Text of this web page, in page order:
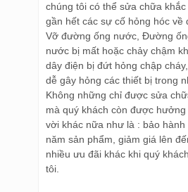
chúng tôi có thể sửa chữa
gần hết các sự cố hỏng hóc về
Vỡ đường ống nước, Đường
nước bị mất hoặc chảy chậm
dây điện bị đứt hỏng chập
dễ gây hỏng các thiết bị trong
Không những chỉ được sửa
mà quý khách còn được
vời khác nữa như là : bảo hành
năm sản phẩm, giảm giá lên
nhiều ưu đãi khác khi quý
tôi.